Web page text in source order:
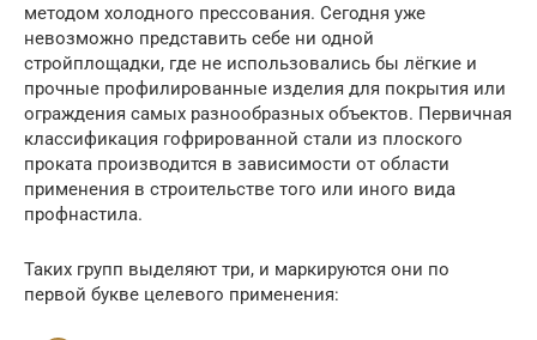
методом холодного прессования. Сегодня уже
невозможно представить себе ни одной
стройплощадки, где не использовались бы лёгкие и
прочные профилированные изделия для покрытия или
ограждения самых разнообразных объектов. Первичная
классификация гофрированной стали из плоского
проката производится в зависимости от области
применения в строительстве того или иного вида
профнастила.
Таких групп выделяют три, и маркируются они по
первой букве целевого применения: